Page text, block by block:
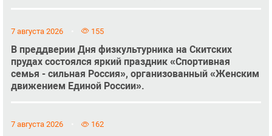
7 августа 2026 155
В преддверии Дня физкультурника на Скитских
прудах состоялся яркий праздник «Спортивная
семья - сильная Россия», организованный «Женским
движением Единой России».
7 августа 2026 162